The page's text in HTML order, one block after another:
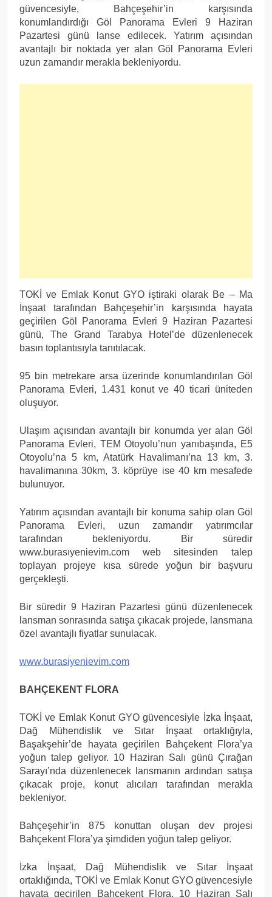
güvencesiyle, Bahçeşehir’in karşısında
konumlandırdığı Göl Panorama Evleri 9 Haziran
Pazartesi günü lanse edilecek. Yatırım açısından
avantajlı bir noktada yer alan Göl Panorama Evleri
uzun zamandır merakla bekleniyordu.
TOKİ ve Emlak Konut GYO iştiraki olarak Be – Ma
İnşaat tarafından Bahçeşehir’in karşısında hayata
geçirilen Göl Panorama Evleri 9 Haziran Pazartesi
günü, The Grand Tarabya Hotel’de düzenlenecek
basın toplantısıyla tanıtılacak.
95 bin metrekare arsa üzerinde konumlandırılan Göl
Panorama Evleri, 1.431 konut ve 40 ticari üniteden
oluşuyor.
Ulaşım açısından avantajlı bir konumda yer alan Göl
Panorama Evleri, TEM Otoyolu’nun yanıbaşında, E5
Otoyolu’na 5 km, Atatürk Havalimanı’na 13 km, 3.
havalimanına 30km, 3. köprüye ise 40 km mesafede
bulunuyor.
Yatırım açısından avantajlı bir konuma sahip olan Göl
Panorama Evleri, uzun zamandır yatırımcılar
tarafından bekleniyordu. Bir süredir
www.burasıyenievim.com web sitesinden talep
toplayan projeye kısa sürede yoğun bir başvuru
gerçekleşti.
Bir süredir 9 Haziran Pazartesi günü düzenlenecek
lansman sonrasında satışa çıkacak projede, lansmana
özel avantajlı fiyatlar sunulacak.
www.burasiyenievim.com
BAHÇEKENT FLORA
TOKİ ve Emlak Konut GYO güvencesiyle İzka İnşaat,
Dağ Mühendislik ve Sıtar İnşaat ortaklığıyla,
Başakşehir’de hayata geçirilen Bahçekent Flora’ya
yoğun talep geliyor. 10 Haziran Salı günü Çırağan
Sarayı’nda düzenlenecek lansmanın ardından satışa
çıkacak proje, konut alıcıları tarafından merakla
bekleniyor.
Bahçeşehir’in 875 konuttan oluşan dev projesi
Bahçekent Flora’ya şimdiden yoğun talep geliyor.
İzka İnşaat, Dağ Mühendislik ve Sıtar İnşaat
ortaklığında, TOKİ ve Emlak Konut GYO güvencesiyle
hayata geçirilen Bahçekent Flora, 10 Haziran Salı